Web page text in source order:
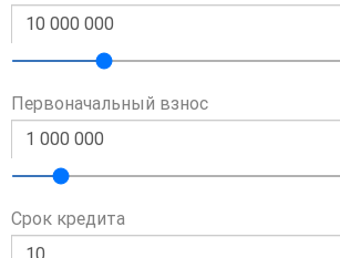
Первоначальный взнос
Срок кредита